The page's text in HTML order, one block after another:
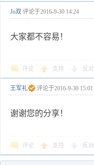
Jo双 评论于2016-9-30 14:24
大家都不容易！
评论 支持 反对
王军礼 评论于2016-9-30 15:01
谢谢您的分享！
评论 支持 反对